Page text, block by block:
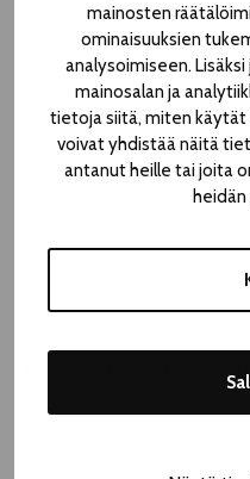
mainosten
ominaisuuksien
analysoimiseen.
mainosalan ja
tietoja siitä, miten käytät
voivat yhdistää näitä
antanut heille tai joita
musiikkiopiston
sisäpihafestivaalilla ja
Yöperhosjurtassa.
Flamman perinteinen
Tapahtumien Yön
paikkakohtaisesti
https://
https://
yo-tapahtumalista.pdf
Huomio tapahtumien
Tapahtumien Yön